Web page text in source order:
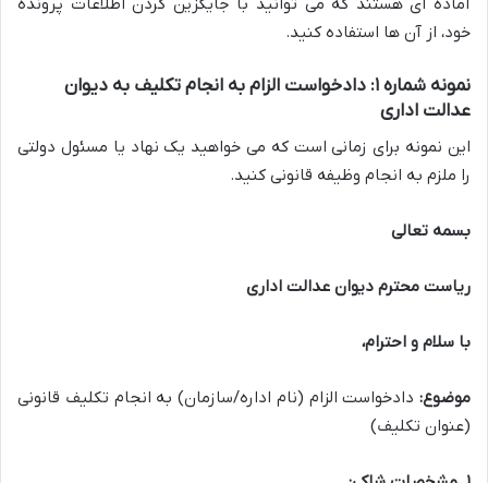
خود، از آن ها استفاده کنید.
نمونه شماره ۱: دادخواست الزام به انجام تکلیف به دیوان
عدالت اداری
این نمونه برای زمانی است که می خواهید یک نهاد یا مسئول دولتی
را ملزم به انجام وظیفه قانونی کنید.
بسمه تعالی
ریاست محترم دیوان عدالت اداری
با سلام و احترام،
موضوع: دادخواست الزام (نام اداره/سازمان) به انجام تکلیف قانونی
(عنوان تکلیف)